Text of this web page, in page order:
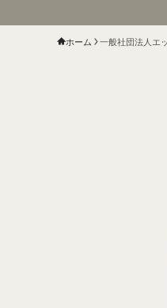
ホーム 一般社団法人エ